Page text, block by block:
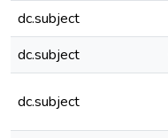
dc.subject
dc.subject
dc.subject